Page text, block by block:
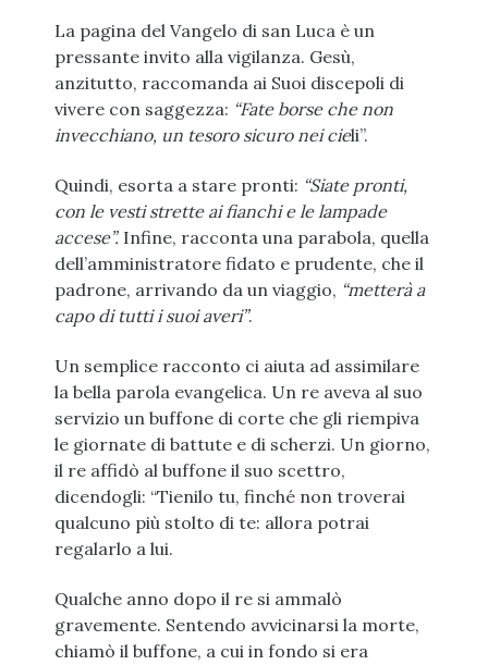
La pagina del Vangelo di san Luca è un
pressante invito alla vigilanza. Gesù,
anzitutto, raccomanda ai Suoi discepoli di
vivere con saggezza: “Fate borse che non
invecchiano, un tesoro sicuro nei cieli”.
Quindi, esorta a stare pronti: “Siate pronti,
con le vesti strette ai fianchi e le lampade
accese”.Infine, racconta una parabola, quella
dell’amministratore fidato e prudente, che il
padrone, arrivando da un viaggio, “metterà a
capo di tutti i suoi averi”.
Un semplice racconto ci aiuta ad assimilare
la bella parola evangelica. Un re aveva al suo
servizio un buffone di corte che gli riempiva
le giornate di battute e di scherzi. Un giorno,
il re affidò al buffone il suo scettro,
dicendogli: “Tienilo tu, finché non troverai
qualcuno più stolto di te: allora potrai
regalarlo a lui.
Qualche anno dopo il re si ammalò
gravemente. Sentendo avvicinarsi la morte,
chiamò il buffone, a cui in fondo si era